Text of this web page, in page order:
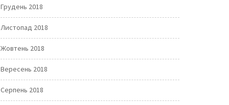
Грудень 2018
Листопад 2018
Жовтень 2018
Вересень 2018
Серпень 2018